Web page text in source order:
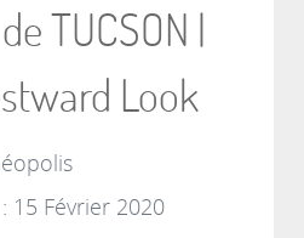
TUCSON |
Look
15 Février 2020